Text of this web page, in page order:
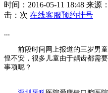
时间：2016-05-11 18:48 来源：
击： 次 在线客服预约挂号
...
前段时间网上报道的三岁男童
惶不安，很多儿童由于龋齿都需
事项呢？